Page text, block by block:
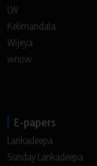
LW
Kelimandala
Wijeya
wnow
E-papers
Lankadeepa
Sunday Lankadeepa